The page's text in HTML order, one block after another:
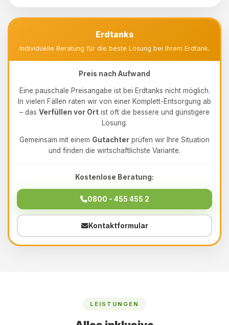
Erdtanks
Individuelle Beratung für die beste Lösung bei Ihrem Erdtank.
Preis nach Aufwand
Eine pauschale Preisangabe ist bei Erdtanks nicht möglich.
In vielen Fällen raten wir von einer Komplett-Entsorgung ab
– das Verfüllen vor Ort ist oft die bessere und günstigere
Lösung.
Gemeinsam mit einem Gutachter prüfen wir Ihre Situation
und finden die wirtschaftlichste Variante.
Kostenlose Beratung:
0800 - 455 455 2
Kontaktformular
LEISTUNGEN